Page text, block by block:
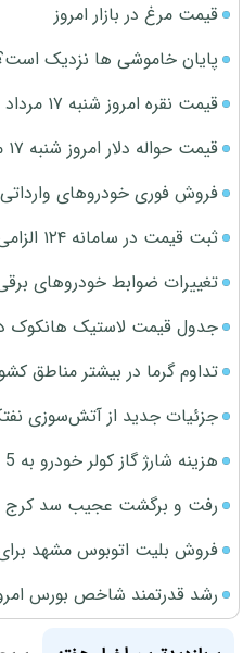
قیمت مرغ در بازار امروز
پایان خاموشی ها نزدیک
قیمت نقره امروز شنبه ۱۷ مرداد ۱۴۰۵
قیمت حواله دلار امروز شنبه ۱۷ مرداد ۱۴۰۵
فروش فوری خودروهای
ثبت قیمت در سامانه ۱۲۴ الزامی شد
تغییرات ضوابط خودروهای
جدول قیمت لاستیک هانکوک در بازار
تداوم گرما در بیشتر مناطق
جزئیات جدید از آتش‌سوزی
هزینه شارژ گاز کولر خودرو به 5 میلیون تومان رسید
رفت و برگشت عجیب سد کرج
فروش بلیت اتوبوس مشهد
رشد قدرتمند شاخص بورس